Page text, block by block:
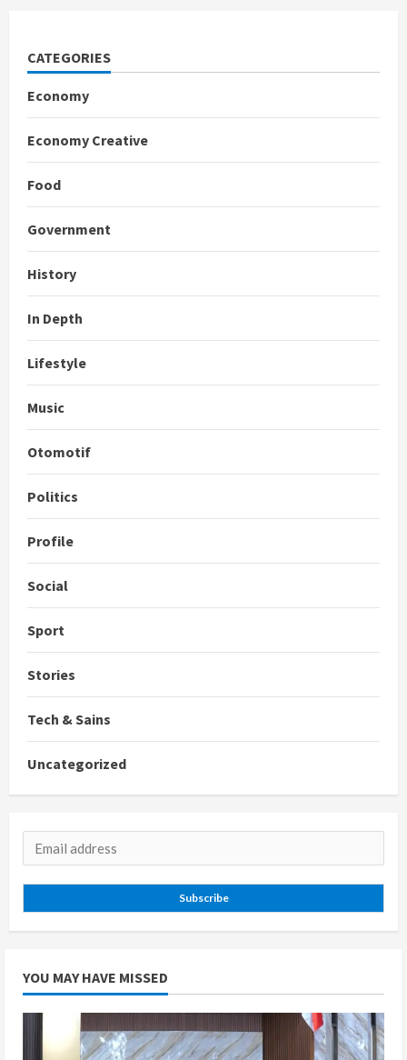
CATEGORIES
Economy
Economy Creative
Food
Government
History
In Depth
Lifestyle
Music
Otomotif
Politics
Profile
Social
Sport
Stories
Tech & Sains
Uncategorized
Subscribe
YOU MAY HAVE MISSED